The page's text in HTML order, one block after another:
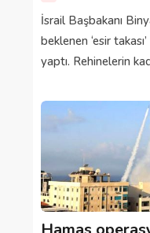
İsrail Başbakanı
beklenen ‘esir takası’
yaptı. Rehinelerin